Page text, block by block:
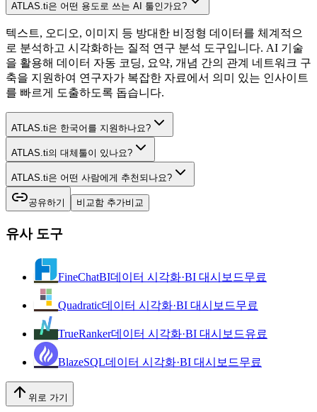
ATLAS.ti은 어떤 용도로 쓰는 AI 툴인가요?
텍스트, 오디오, 이미지 등 방대한 비정형 데이터를 체계적으
로 분석하고 시각화하는 질적 연구 분석 도구입니다. AI 기술
을 활용해 데이터 자동 코딩, 요약, 개념 간의 관계 네트워크 구
축을 지원하여 연구자가 복잡한 자료에서 의미 있는 인사이트
를 빠르게 도출하도록 돕습니다.
ATLAS.ti은 한국어를 지원하나요?
ATLAS.ti의 대체툴이 있나요?
ATLAS.ti은 어떤 사람에게 추천되나요?
공유하기 비교함 추가비교
유사 도구
FineChatBI데이터 시각화·BI 대시보드무료
Quadratic데이터 시각화·BI 대시보드무료
TrueRanker데이터 시각화·BI 대시보드유료
BlazeSQL데이터 시각화·BI 대시보드무료
위로 가기